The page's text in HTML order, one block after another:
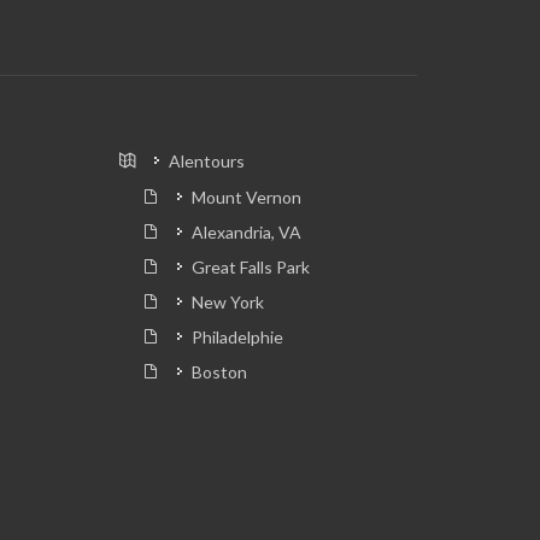
Alentours
Mount Vernon
Alexandria, VA
Great Falls Park
New York
Philadelphie
Boston